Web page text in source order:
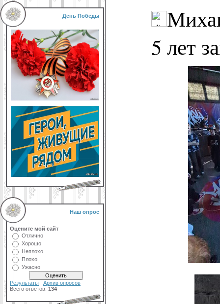
День Победы
Наш опрос
Оцените мой сайт
Отлично
Хорошо
Неплохо
Плохо
Ужасно
Результаты | Архив опросов
Всего ответов: 134
5 лет